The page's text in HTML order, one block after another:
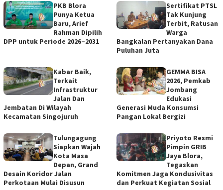
PKB Blora
Punya Ketua
Baru, Arief
Rahman Dipilih
DPP untuk Periode 2026–2031
Sertifikat PTSL
Tak Kunjung
Terbit, Ratusan
Warga
Bangkalan Pertanyakan Dana
Puluhan Juta
Kabar Baik,
Terkait
Infrastruktur
Jalan Dan
Jembatan Di Wilayah
Kecamatan Singojuruh
GEMMA BISA
2026, Pemkab
Jombang
Edukasi
Generasi Muda Konsumsi
Pangan Lokal Bergizi
Tulungagung
Siapkan Wajah
Kota Masa
Depan, Grand
Desain Koridor Jalan
Perkotaan Mulai Disusun
Priyoto Resmi
Pimpin GRIB
Jaya Blora,
Tegaskan
Komitmen Jaga Kondusivitas
dan Perkuat Kegiatan Sosial